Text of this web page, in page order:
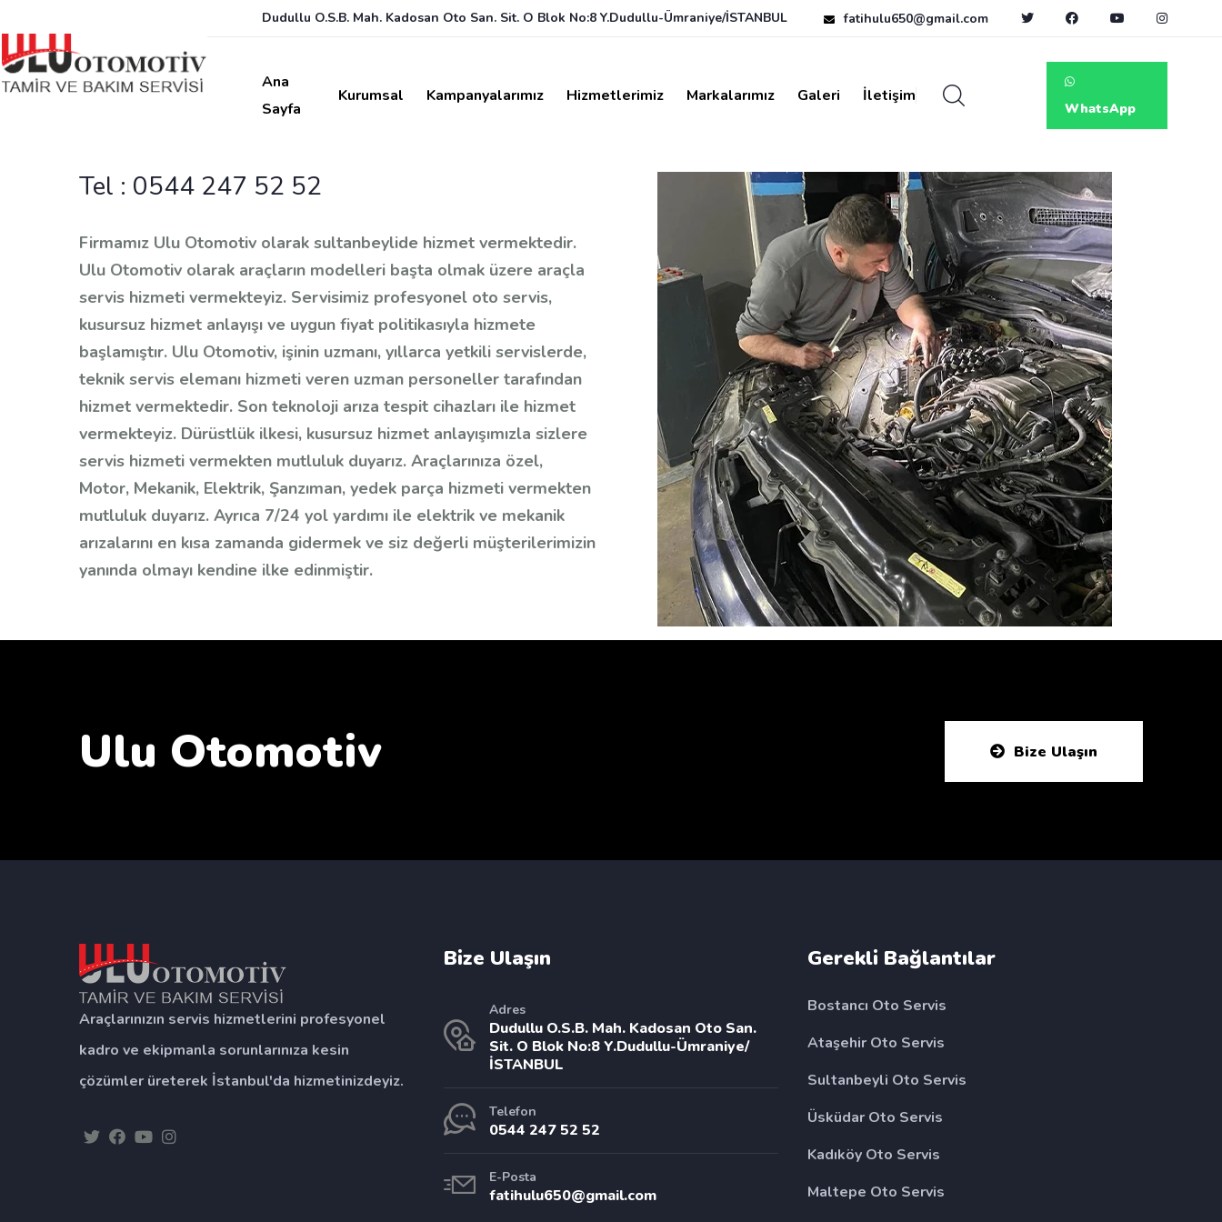
Dudullu O.S.B. Mah. Kadosan Oto San. Sit. O Blok No:8 Y.Dudullu-Ümraniye/İSTANBUL fatihulu650@gmail.com
Ana
Sayfa
Kurumsal Kampanyalarımız Hizmetlerimiz Markalarımız Galeri İletişim
WhatsApp
Tel : 0544 247 52 52
Firmamız Ulu Otomotiv olarak sultanbeylide hizmet vermektedir.
Ulu Otomotiv olarak araçların modelleri başta olmak üzere araçla
servis hizmeti vermekteyiz. Servisimiz profesyonel oto servis,
kusursuz hizmet anlayışı ve uygun fiyat politikasıyla hizmete
başlamıştır. Ulu Otomotiv, işinin uzmanı, yıllarca yetkili servislerde,
teknik servis elemanı hizmeti veren uzman personeller tarafından
hizmet vermektedir. Son teknoloji arıza tespit cihazları ile hizmet
vermekteyiz. Dürüstlük ilkesi, kusursuz hizmet anlayışımızla sizlere
servis hizmeti vermekten mutluluk duyarız. Araçlarınıza özel,
Motor, Mekanik, Elektrik, Şanzıman, yedek parça hizmeti vermekten
mutluluk duyarız. Ayrıca 7/24 yol yardımı ile elektrik ve mekanik
arızalarını en kısa zamanda gidermek ve siz değerli müşterilerimizin
yanında olmayı kendine ilke edinmiştir.
Ulu Otomotiv Bize Ulaşın
Araçlarınızın servis hizmetlerini profesyonel
kadro ve ekipmanla sorunlarınıza kesin
çözümler üreterek İstanbul'da hizmetinizdeyiz.
Bize Ulaşın
Adres
Dudullu O.S.B. Mah. Kadosan Oto San.
Sit. O Blok No:8 Y.Dudullu-Ümraniye/
İSTANBUL
Telefon
0544 247 52 52
E-Posta
fatihulu650@gmail.com
Gerekli Bağlantılar
Bostancı Oto Servis
Ataşehir Oto Servis
Sultanbeyli Oto Servis
Üsküdar Oto Servis
Kadıköy Oto Servis
Maltepe Oto Servis